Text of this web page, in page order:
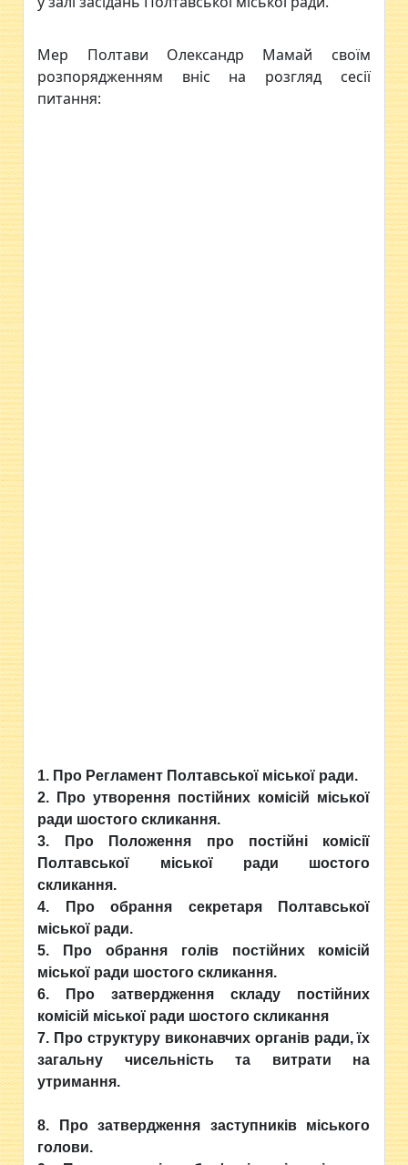
Мер Полтави Олександр Мамай своїм
розпорядженням вніс на розгляд сесії
питання:
1. Про Регламент Полтавської міської ради.
2. Про утворення постійних комісій міської
ради шостого скликання.
3. Про Положення про постійні комісії
Полтавської міської ради шостого
скликання.
4. Про обрання секретаря Полтавської
міської ради.
5. Про обрання голів постійних комісій
міської ради шостого скликання.
6. Про затвердження складу постійних
комісій міської ради шостого скликання
7. Про структуру виконавчих органів ради, їх
загальну чисельність та витрати на
утримання.
8. Про затвердження заступників міського
голови.